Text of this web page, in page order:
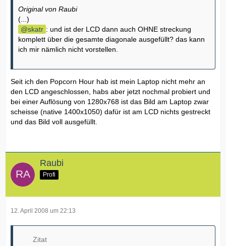
Original von Raubi
(...)
skatr : und ist der LCD dann auch OHNE streckung
komplett über die gesamte diagonale ausgefüllt? das kann
ich mir nämlich nicht vorstellen.
Seit ich den Popcorn Hour hab ist mein Laptop nicht mehr an
den LCD angeschlossen, habs aber jetzt nochmal probiert und
bei einer Auflösung von 1280x768 ist das Bild am Laptop zwar
scheisse (native 1400x1050) dafür ist am LCD nichts gestreckt
und das Bild voll ausgefüllt.
Raubi
Profi
12. April 2008 um 22:13
Zitat